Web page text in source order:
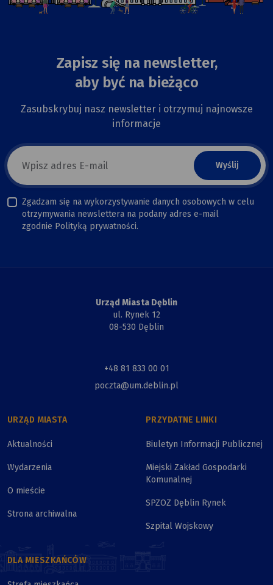
Zapisz się na newsletter,
aby być na bieżąco
Zasubskrybuj nasz newsletter i otrzymuj najnowsze
informacje
E-
mail
newsletter
Zgadzam się na wykorzystywanie danych osobowych w celu
otrzymywania newslettera na podany adres e-mail
zgodnie Polityką prywatności.
Urząd Miasta Dęblin
ul. Rynek 12
08-530 Dęblin
+48 81 833 00 01
poczta@um.deblin.pl
URZĄD MIASTA
Aktualności
Wydarzenia
O mieście
Strona archiwalna
PRZYDATNE LINKI
Biuletyn Informacji Publicznej
Miejski Zakład Gospodarki
Komunalnej
SPZOZ Dęblin Rynek
Szpital Wojskowy
DLA MIESZKAŃCÓW